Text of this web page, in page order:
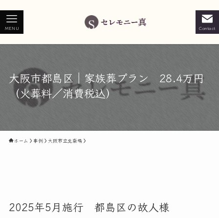
Contact
MENU
大阪市都島区｜家族葬プラン 28.4万円
（火葬料／消費税込）
ホーム 事例 大阪市立北斎場
2025年5月施行 都島区の故人様